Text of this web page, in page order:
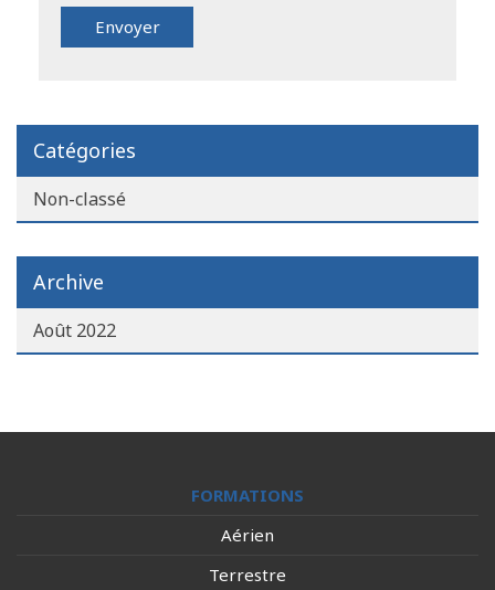
Catégories
Non-classé
Archive
Août 2022
FORMATIONS
Aérien
Terrestre